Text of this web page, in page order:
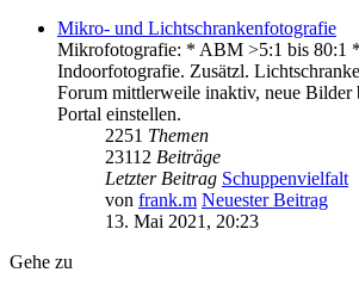
Mikro- und Lichtschrankenfotografie
Mikrofotografie: * ABM >5:1 bis 80:1
Indoorfotografie. Zusätzl.
Forum mittlerweile inaktiv, neue Bilder
Portal einstellen.
2251 Themen
23112 Beiträge
Letzter Beitrag Schuppenvielfalt
von frank.m Neuester Beitrag
13. Mai 2021, 20:23
Gehe zu